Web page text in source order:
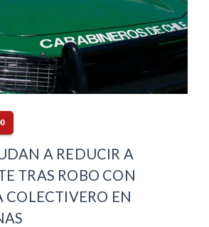
A REDUCIR A
TRAS ROBO CON
EN